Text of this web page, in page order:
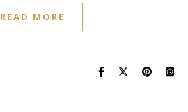
READ MORE